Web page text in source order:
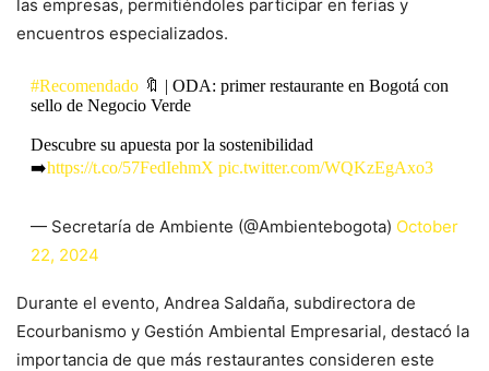
las empresas, permitiéndoles participar en ferias y
encuentros especializados.
#Recomendado🔖 | ODA: primer restaurante en Bogotá con
sello de Negocio Verde
Descubre su apuesta por la sostenibilidad
➡️https://t.co/57FedIehmX pic.twitter.com/WQKzEgAxo3
— Secretaría de Ambiente (@Ambientebogota) October
22, 2024
Durante el evento, Andrea Saldaña, subdirectora de
Ecourbanismo y Gestión Ambiental Empresarial, destacó la
importancia de que más restaurantes consideren este